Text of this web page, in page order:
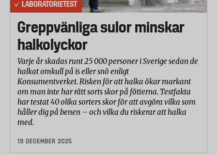
LABORATORIETEST
Greppvänliga sulor minskar
halkolyckor
Varje år skadas runt 25 000 personer i Sverige sedan de
halkat omkull på is eller snö enligt
Konsumentverket. Risken för att halka ökar markant
om man inte har rätt sorts skor på fötterna. Testfakta
har testat 40 olika sorters skor för att avgöra vilka som
håller dig på benen – och vilka du riskerar att halka
med.
19 DECEMBER 2025